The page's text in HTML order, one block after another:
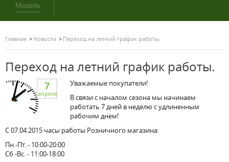
Модель
Главная Новости Переход на летний график работы.
Переход на летний график работы.
7
апреля
Уважаемые покупатели!
В связи с началом сезона мы начинаем
работать 7 дней в неделю с удлиненным
рабочим днем!
С 07.04.2015 часы работы Розничного магазина:
Пн.-Пт. - 10:00-20:00
Сб.-Вс. - 11:00-18:00